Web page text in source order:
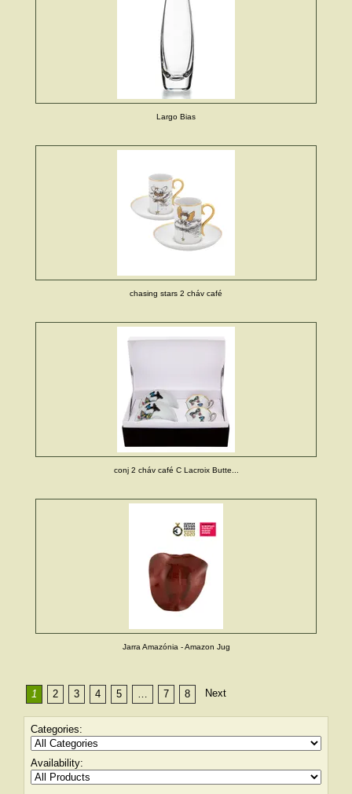
Largo Bias
chasing stars 2 cháv café
conj 2 cháv café C Lacroix Butte...
Jarra Amazónia - Amazon Jug
1 2 3 4 5 … 7 8 Next
Categories:
Availability: